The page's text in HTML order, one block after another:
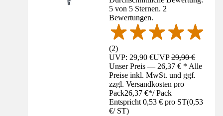
5 von 5 Sternen. 2
Bewertungen.
(2)
UVP: 29,90 €UVP29,90 €
Unser Preis — 26,37 € * Alle
Preise inkl. MwSt. und ggf.
zzgl. Versandkosten pro
Pack26,37 €*/ Pack
Entspricht 0,53 € pro ST(0,53
€/ ST)